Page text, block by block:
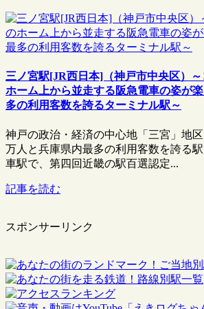
三ノ宮駅[JR西日本]（神戸市中央区）
ホーム上から並走する阪急電車の姿が
多の利用客数を誇るターミナル駅～
神戸の政治・経済の中心地「三宮」地
万人と兵庫県内最多の利用客数を誇る
車駅で、第四回近畿の駅百選認定...
記事を読む
スポンサーリンク